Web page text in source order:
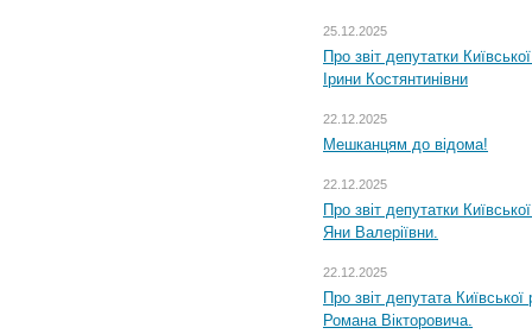
25.12.2025
Про звіт депутатки
Ірини Костянтинівни
22.12.2025
Мешканцям до відома!
22.12.2025
Про звіт депутатки
Яни Валеріївни.
22.12.2025
Про звіт депутата
Романа Вікторовича.